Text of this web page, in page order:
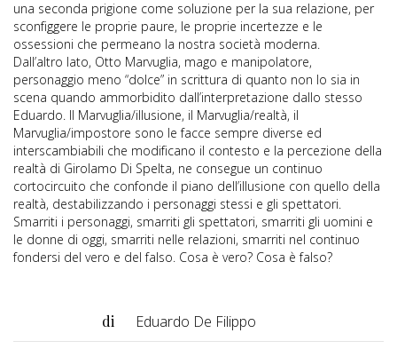
una seconda prigione come soluzione per la sua relazione, per
sconfiggere le proprie paure, le proprie incertezze e le
ossessioni che permeano la nostra società moderna.
Dall’altro lato, Otto Marvuglia, mago e manipolatore,
personaggio meno “dolce” in scrittura di quanto non lo sia in
scena quando ammorbidito dall’interpretazione dallo stesso
Eduardo. Il Marvuglia/illusione, il Marvuglia/realtà, il
Marvuglia/impostore sono le facce sempre diverse ed
interscambiabili che modificano il contesto e la percezione della
realtà di Girolamo Di Spelta, ne consegue un continuo
cortocircuito che confonde il piano dell’illusione con quello della
realtà, destabilizzando i personaggi stessi e gli spettatori.
Smarriti i personaggi, smarriti gli spettatori, smarriti gli uomini e
le donne di oggi, smarriti nelle relazioni, smarriti nel continuo
fondersi del vero e del falso. Cosa è vero? Cosa è falso?
di Eduardo De Filippo